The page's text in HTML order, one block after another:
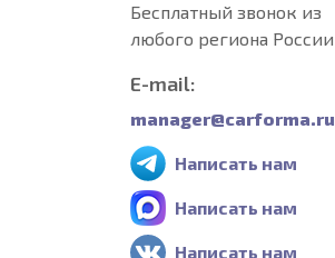
Бесплатный звонок из
любого региона России
E-mail:
manager@carforma.ru
Написать нам
Написать нам
Написать нам